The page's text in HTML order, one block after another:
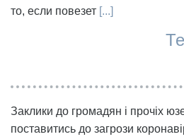
то, если повезет [...]
Заклики до громадян і прочіх
поставитись до загрози